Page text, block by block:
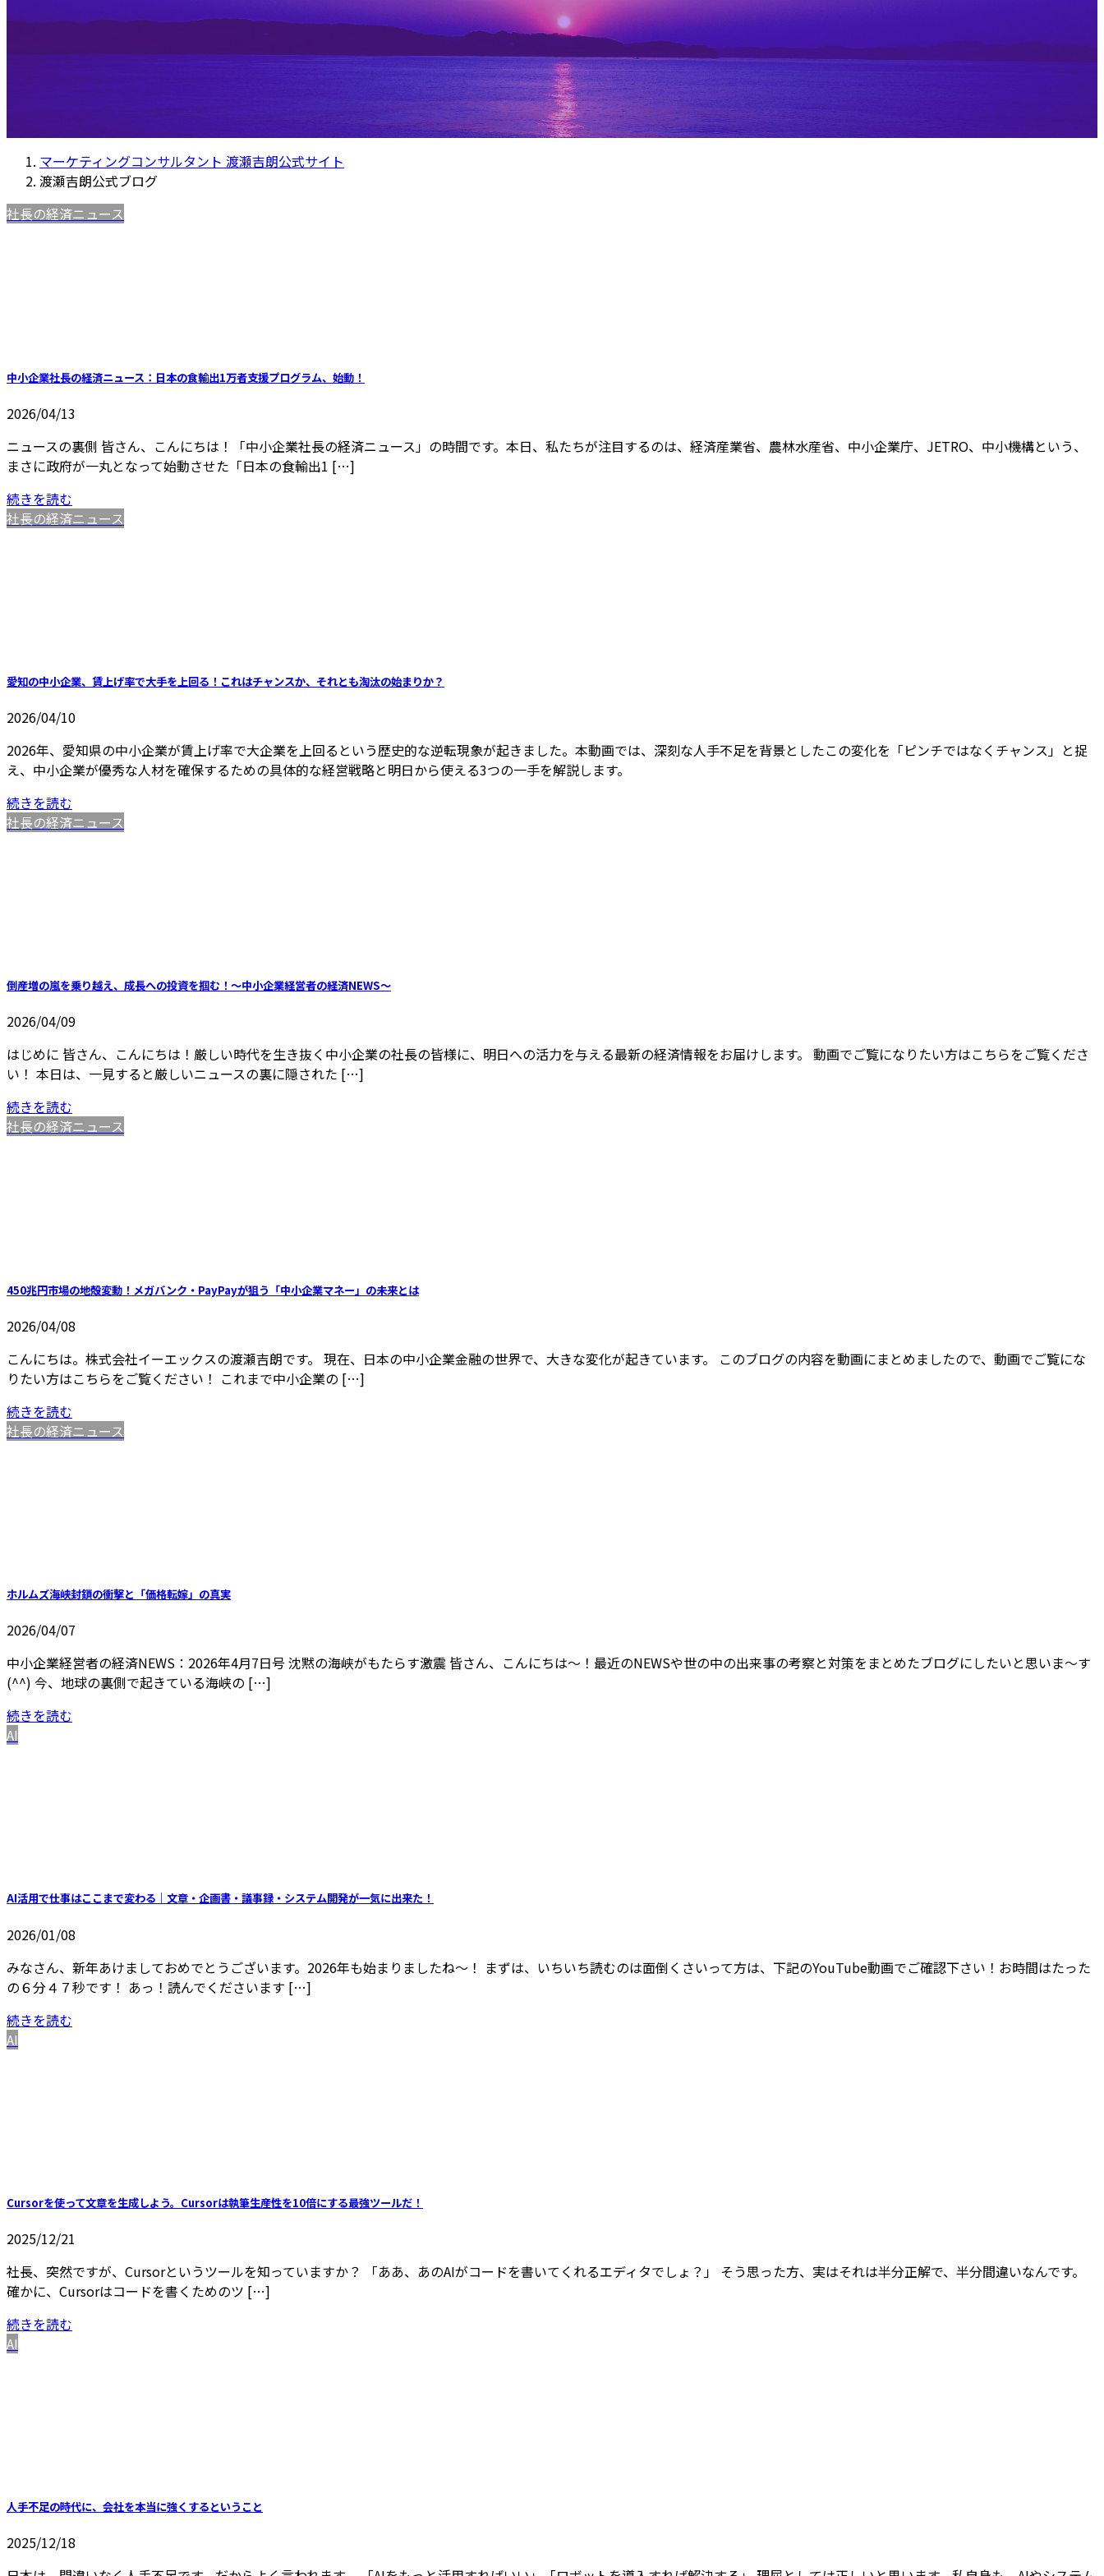
マーケティングコンサルタント 渡瀬吉朗公式サイト
渡瀬吉朗公式ブログ
社長の経済ニュース
中小企業社長の経済ニュース：日本の食輸出1万者支援プログラム、始動！
2026/04/13
ニュースの裏側 皆さん、こんにちは！「中小企業社長の経済ニュース」の時間です。本日、私たちが注目するのは、経済産業省、農林水産省、中小企業庁、JETRO、中小機構という、
まさに政府が一丸となって始動させた「日本の食輸出1 […]
続きを読む
社長の経済ニュース
愛知の中小企業、賃上げ率で大手を上回る！これはチャンスか、それとも淘汰の始まりか？
2026/04/10
2026年、愛知県の中小企業が賃上げ率で大企業を上回るという歴史的な逆転現象が起きました。本動画では、深刻な人手不足を背景としたこの変化を「ピンチではなくチャンス」と捉
え、中小企業が優秀な人材を確保するための具体的な経営戦略と明日から使える3つの一手を解説します。
続きを読む
社長の経済ニュース
倒産増の嵐を乗り越え、成長への投資を掴む！～中小企業経営者の経済NEWS～
2026/04/09
はじめに 皆さん、こんにちは！厳しい時代を生き抜く中小企業の社長の皆様に、明日への活力を与える最新の経済情報をお届けします。 動画でご覧になりたい方はこちらをご覧くださ
い！ 本日は、一見すると厳しいニュースの裏に隠された […]
続きを読む
社長の経済ニュース
450兆円市場の地殻変動！メガバンク・PayPayが狙う「中小企業マネー」の未来とは
2026/04/08
こんにちは。株式会社イーエックスの渡瀬吉朗です。 現在、日本の中小企業金融の世界で、大きな変化が起きています。 このブログの内容を動画にまとめましたので、動画でご覧にな
りたい方はこちらをご覧ください！ これまで中小企業の […]
続きを読む
社長の経済ニュース
ホルムズ海峡封鎖の衝撃と「価格転嫁」の真実
2026/04/07
中小企業経営者の経済NEWS：2026年4月7日号 沈黙の海峡がもたらす激震 皆さん、こんにちは～！最近のNEWSや世の中の出来事の考察と対策をまとめたブログにしたいと思いま～す
(^^) 今、地球の裏側で起きている海峡の […]
続きを読む
AI
AI活用で仕事はここまで変わる｜文章・企画書・議事録・システム開発が一気に出来た！
2026/01/08
みなさん、新年あけましておめでとうございます。2026年も始まりましたね～！ まずは、いちいち読むのは面倒くさいって方は、下記のYouTube動画でご確認下さい！お時間はたった
の６分４７秒です！ あっ！読んでくださいます […]
続きを読む
AI
Cursorを使って文章を生成しよう。Cursorは執筆生産性を10倍にする最強ツールだ！
2025/12/21
社長、突然ですが、Cursorというツールを知っていますか？ 「ああ、あのAIがコードを書いてくれるエディタでしょ？」 そう思った方、実はそれは半分正解で、半分間違いなんです。
確かに、Cursorはコードを書くためのツ […]
続きを読む
AI
人手不足の時代に、会社を本当に強くするということ
2025/12/18